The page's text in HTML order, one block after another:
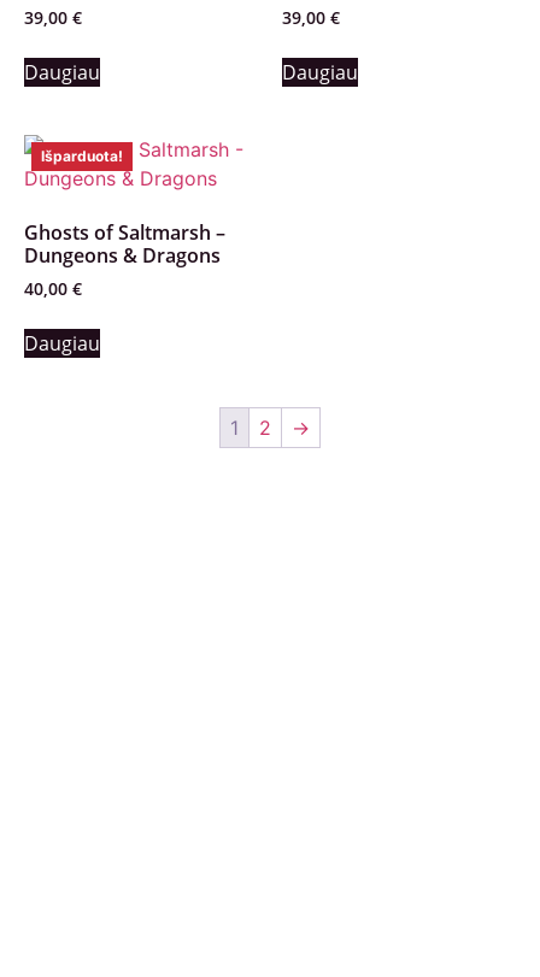
39,00 €
Daugiau
39,00 €
Daugiau
Išparduota!
Ghosts of Saltmarsh –
Dungeons & Dragons
40,00 €
Daugiau
1 2 →